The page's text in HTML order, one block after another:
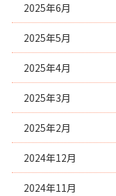
2025年6月
2025年5月
2025年4月
2025年3月
2025年2月
2024年12月
2024年11月